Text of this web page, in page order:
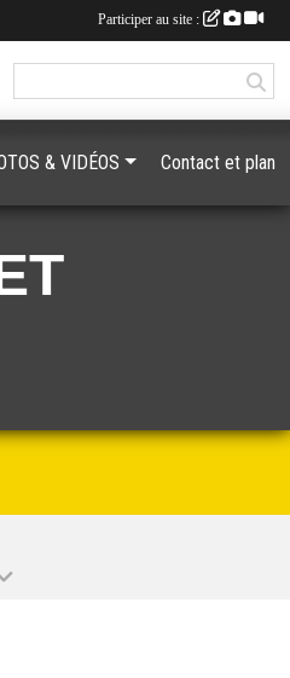
& VIDÉOS Contact et plan
Participer au site :